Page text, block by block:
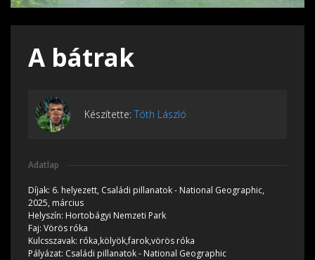
A bátrak
Készítette: Tóth László
Adatlap
Díjak: 6. helyezett, Családi pillanatok - National Geographic,
2025, március
Helyszín: Hortobágyi Nemzeti Park
Faj: Vörös róka
Kulcsszavak: róka,kölyök,farok,vörös róka
Pályázat: Családi pillanatok - National Geographic